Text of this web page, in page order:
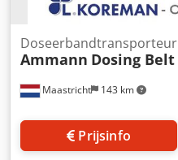
Maastricht 143 km
Ammann Dosing
Prijsinfo